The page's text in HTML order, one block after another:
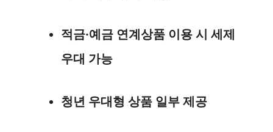
적금·예금 연계상품 이용 시 세제
우대 가능
청년 우대형 상품 일부 제공